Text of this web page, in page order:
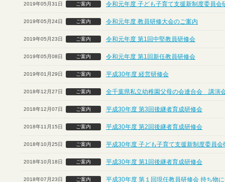
2019年05月31日 ご案内 令和元年度 子ども子育て支援新制度委員会
2019年05月24日 ご案内 令和元年度 教員研修大会のご案内
2019年05月23日 ご案内 令和元年度 第1回中堅教員研修会
2019年05月08日 ご案内 令和元年度 第1回新任教員研修会
2019年01月29日 ご案内 平成30年度 経営研修会
2018年12月27日 ご案内 全千葉県私立幼稚園父母の会連合会 講演
2018年12月07日 ご案内 平成30年度 第3回後継者育成研修会
2018年11月15日 ご案内 平成30年度 第2回後継者育成研修会
2018年10月25日 ご案内 平成30年度 子ども子育て支援新制度委員会
2018年10月18日 ご案内 平成30年度 第1回後継者育成研修会
2018年07月23日 ご案内 平成30年度 第１回現任教員研修会 持ち物